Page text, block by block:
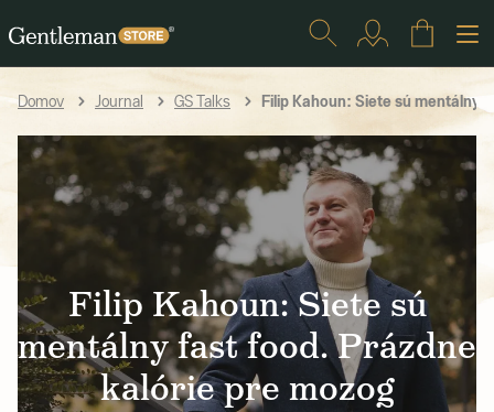
Domov Journal GS Talks Filip Kahoun: Siete sú mentálny
Filip Kahoun: Siete sú
mentálny fast food. Prázdne
kalórie pre mozog